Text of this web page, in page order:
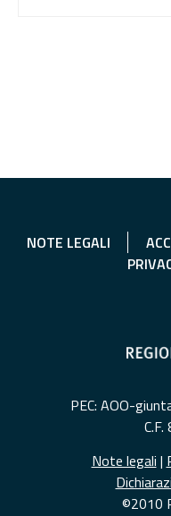
NOTE LEGALI
PEC: AOO-
Note legali |
©2010